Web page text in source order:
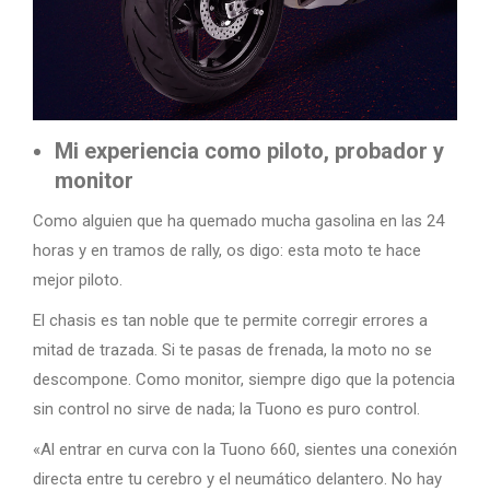
Mi experiencia como piloto, probador y
monitor
Como alguien que ha quemado mucha gasolina en las 24
horas y en tramos de rally, os digo: esta moto te hace
mejor piloto.
El chasis es tan noble que te permite corregir errores a
mitad de trazada. Si te pasas de frenada, la moto no se
descompone. Como monitor, siempre digo que la potencia
sin control no sirve de nada; la Tuono es puro control.
«Al entrar en curva con la Tuono 660, sientes una conexión
directa entre tu cerebro y el neumático delantero. No hay